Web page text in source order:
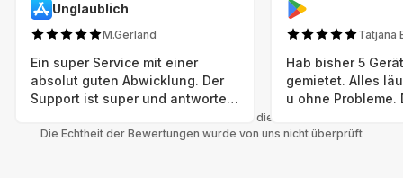
Unglaublich
M.Gerland
Ein super Service mit einer
absolut guten Abwicklung. Der
Support ist super und antworte
Tatjana
Hab bisher 5
gemietet. Alles
u ohne Probleme.
einwandfreien
Alle Bewertungen beziehen sich auf die Grover App.
Die Echtheit der Bewertungen wurde von uns nicht überprüft